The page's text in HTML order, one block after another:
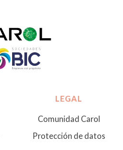
LEGAL
Comunidad Carol
Protección de datos